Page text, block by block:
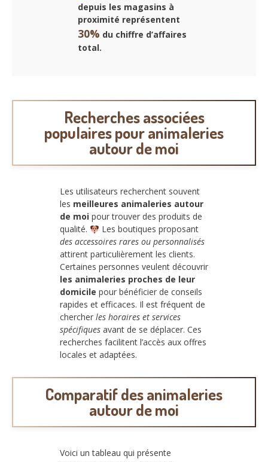
depuis les magasins à
proximité représentent
30% du chiffre d’affaires
total.
Recherches associées
populaires pour animaleries
autour de moi
Les utilisateurs recherchent souvent
les meilleures animaleries autour
de moi pour trouver des produits de
qualité.
Les boutiques proposant
des accessoires rares ou personnalisés
attirent particulièrement les clients.
Certaines personnes veulent découvrir
les animaleries proches de leur
domicile pour bénéficier de conseils
rapides et efficaces. Il est fréquent de
chercher les horaires et services
spécifiques avant de se déplacer. Ces
recherches facilitent l’accès aux offres
locales et adaptées.
Comparatif des animaleries
autour de moi
Voici un tableau qui présente